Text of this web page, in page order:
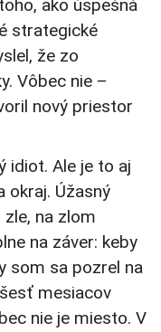
ako úspešná
strategické
že zo
Vôbec nie –
nový priestor
idiot. Ale je to aj
okraj. Úžasný
na zlom
na záver: keby
som sa pozrel na
mesiacov
nie je miesto. V